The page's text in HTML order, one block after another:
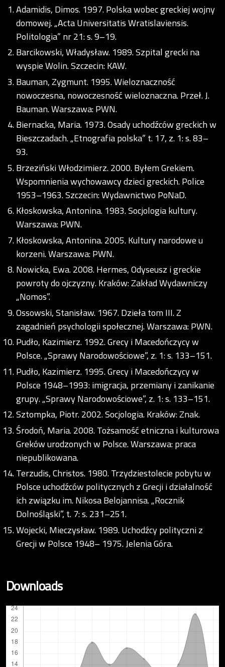
Adamidis, Dimos. 1997. Polska wobec greckiej wojny
domowej. „Acta Universitatis Wratislaviensis.
Politologia” nr 21: s. 9–19.
Barcikowski, Władysław. 1989. Szpital grecki na
wyspie Wolin. Szczecin: KAW.
Bauman, Zygmunt. 1995. Wieloznaczność
nowoczesna, nowoczesność wieloznaczna. Przeł. J.
Bauman. Warszawa: PWN.
Biernacka, Maria. 1973. Osady uchodźców greckich w
Bieszczadach. „Etnografia polska” t. 17, z. 1: s. 83–
93.
Brzeziński Włodzimierz. 2000. Byłem Grekiem.
Wspomnienia wychowawcy dzieci greckich. Police
1953–1963. Szczecin: Wydawnictwo PoNaD.
Kłoskowska, Antonina. 1983. Socjologia kultury.
Warszawa: PWN.
Kłoskowska, Antonina. 2005. Kultury narodowe u
korzeni. Warszawa: PWN.
Nowicka, Ewa. 2008. Hermes, Odyseusz i greckie
powroty do ojczyzny. Kraków: Zakład Wydawniczy
„Nomos”.
Ossowski, Stanisław. 1967. Dzieła tom III. Z
zagadnień psychologii społecznej. Warszawa: PWN.
Pudło, Kazimierz. 1992. Grecy i Macedończycy w
Polsce. „Sprawy Narodowościowe”, z. 1: s. 133–151.
Pudło, Kazimierz. 1995. Grecy i Macedończycy w
Polsce 1948–1993: imigracja, przemiany i zanikanie
grupy. „Sprawy Narodowościowe”, z. 1: s. 133–151.
Sztompka, Piotr. 2002. Socjologia. Kraków: Znak.
Środoń, Maria. 2008. Tożsamość etniczna i kulturowa
Greków urodzonych w Polsce. Warszawa: praca
niepublikowana.
Terzudis, Christos. 1980. Trzydziestolecie pobytu w
Polsce uchodźców politycznych z Grecji i działalność
ich związku im. Nikosa Belojannisa. „Rocznik
Dolnośląski”, t. 7: s. 231–251.
Wojecki, Mieczysław. 1989. Uchodźcy polityczni z
Grecji w Polsce 1948– 1975. Jelenia Góra.
Downloads